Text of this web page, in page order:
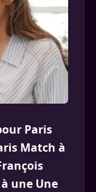
Paris
Match à
une Une